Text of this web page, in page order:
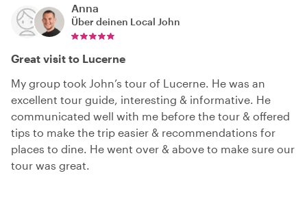
Anna
Über deinen Local John
Great visit to Lucerne
My group took John’s tour of Lucerne. He was an
excellent tour guide, interesting & informative. He
communicated well with me before the tour & offered
tips to make the trip easier & recommendations for
places to dine. He went over & above to make sure our
tour was great.